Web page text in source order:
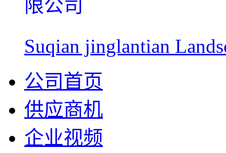
Suqian jinglantian
公司首页
供应商机
企业视频